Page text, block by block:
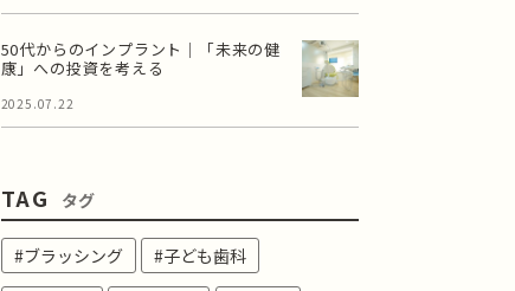
50代からのインプラント｜「未来の健
康」への投資を考える
2025.07.22
TAG タグ
#ブラッシング #子ども歯科